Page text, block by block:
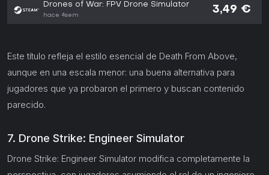
Drones of War: FPV Drone Simulator
hace 4sem
3,49 €
Este título refleja el estilo esencial de Death From Above,
aunque en una escala menor: una buena alternativa para
jugadores que ya probaron el primero y buscan contenido
parecido.
7. Drone Strike: Engineer Simulator
Drone Strike: Engineer Simulator modifica completamente la